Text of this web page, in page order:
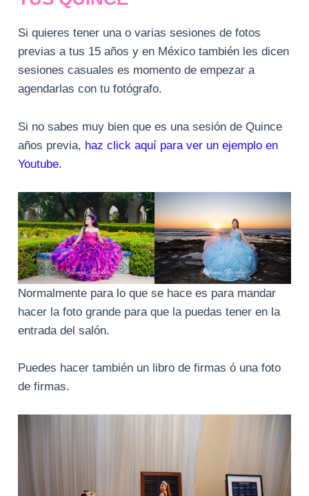
Si quieres tener una o varias sesiones de fotos
previas a tus 15 años y en México también les dicen
sesiones casuales es momento de empezar a
agendarlas con tu fotógrafo.
Si no sabes muy bien que es una sesión de Quince
años previa, haz click aquí para ver un ejemplo en
Youtube.
Normalmente para lo que se hace es para mandar
hacer la foto grande para que la puedas tener en la
entrada del salón.
Puedes hacer también un libro de firmas ó una foto
de firmas.